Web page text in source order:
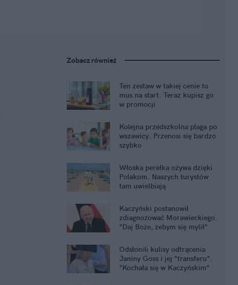
Zobacz również
Ten zestaw w takiej cenie to
mus na start. Teraz kupisz go
w promocji
Kolejna przedszkolna plaga po
wszawicy. Przenosi się bardzo
szybko
Włoska perełka ożywa dzięki
Polakom. Naszych turystów
tam uwielbiają
Kaczyński postanowił
zdiagnozować Morawieckiego.
"Daj Boże, żebym się mylił"
Odsłonili kulisy odtrącenia
Janiny Goss i jej "transferu".
"Kochała się w Kaczyńskim"